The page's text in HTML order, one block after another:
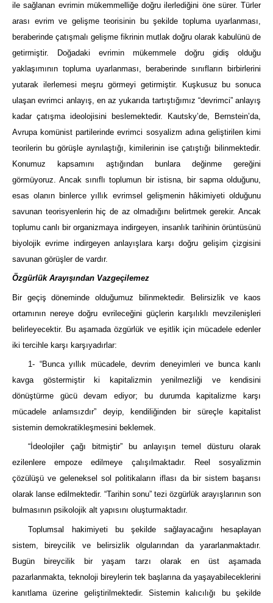
ile sağlanan evrimin mükemmelliğe doğru ilerlediğini öne sürer. Türler
arası evrim ve gelişme teorisinin bu şekilde topluma uyarlanması,
beraberinde çatışmalı gelişme fikrinin mutlak doğru olarak kabulünü de
getirmiştir. Doğadaki evrimin mükemmele doğru gidiş olduğu
yaklaşımının topluma uyarlanması, beraberinde sınıfların birbirlerini
yutarak ilerlemesi meşru görmeyi getirmiştir. Kuşkusuz bu sonuca
ulaşan evrimci anlayış, en az yukarıda tartıştığımız “devrimci” anlayış
kadar çatışma ideolojisini beslemektedir. Kautsky’de, Bernstein’da,
Avrupa komünist partilerinde evrimci sosyalizm adına geliştirilen kimi
teorilerin bu görüşle aynılaştığı, kimilerinin ise çatıştığı bilinmektedir.
Konumuz kapsamını aştığından bunlara değinme gereğini
görmüyoruz. Ancak sınıflı toplumun bir istisna, bir sapma olduğunu,
esas olanın binlerce yıllık evrimsel gelişmenin hâkimiyeti olduğunu
savunan teorisyenlerin hiç de az olmadığını belirtmek gerekir. Ancak
toplumu canlı bir organizmaya indirgeyen, insanlık tarihinin örüntüsünü
biyolojik evrime indirgeyen anlayışlara karşı doğru gelişim çizgisini
savunan görüşler de vardır.
Özgürlük Arayışından Vazgeçilemez
Bir geçiş döneminde olduğumuz bilinmektedir. Belirsizlik ve kaos
ortamının nereye doğru evrileceğini güçlerin karşılıklı mevzilenişleri
belirleyecektir. Bu aşamada özgürlük ve eşitlik için mücadele edenler
iki tercihle karşı karşıyadırlar:
1- “Bunca yıllık mücadele, devrim deneyimleri ve bunca kanlı
kavga göstermiştir ki kapitalizmin yenilmezliği ve kendisini
dönüştürme gücü devam ediyor; bu durumda kapitalizme karşı
mücadele anlamsızdır” deyip, kendiliğinden bir süreçle kapitalist
sistemin demokratikleşmesini beklemek.
“İdeolojiler çağı bitmiştir” bu anlayışın temel düsturu olarak
ezilenlere empoze edilmeye çalışılmaktadır. Reel sosyalizmin
çözülüşü ve geleneksel sol politikaların iflası da bir sistem başarısı
olarak lanse edilmektedir. “Tarihin sonu” tezi özgürlük arayışlarının son
bulmasının psikolojik alt yapısını oluşturmaktadır.
Toplumsal hakimiyeti bu şekilde sağlayacağını hesaplayan
sistem, bireycilik ve belirsizlik olgularından da yararlanmaktadır.
Bugün bireycilik bir yaşam tarzı olarak en üst aşamada
pazarlanmakta, teknoloji bireylerin tek başlarına da yaşayabileceklerini
kanıtlama üzerine geliştirilmektedir. Sistemin kalıcılığı bu şekilde